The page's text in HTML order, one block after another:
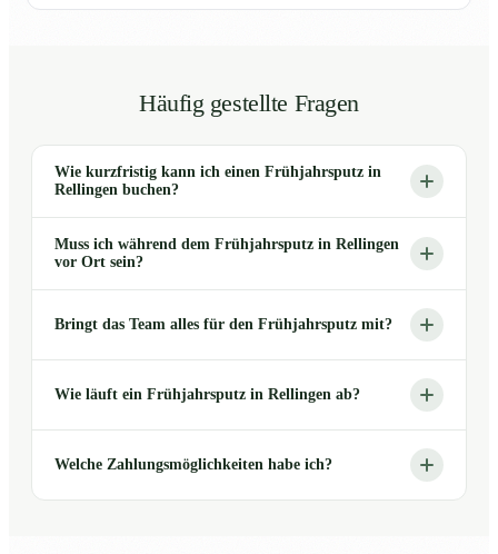
Häufig gestellte Fragen
Wie kurzfristig kann ich einen Frühjahrsputz in
Rellingen buchen?
Muss ich während dem Frühjahrsputz in Rellingen
vor Ort sein?
Bringt das Team alles für den Frühjahrsputz mit?
Wie läuft ein Frühjahrsputz in Rellingen ab?
Welche Zahlungsmöglichkeiten habe ich?